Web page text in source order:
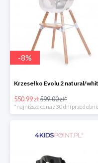
-8%
550.99 zł599.00 zł*